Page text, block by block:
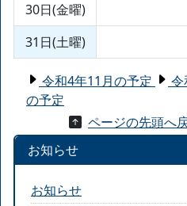
30日(金曜)
31日(土曜)
令和4年11月の予定 令
の予定
ページの先頭へ
お知らせ
お知らせ